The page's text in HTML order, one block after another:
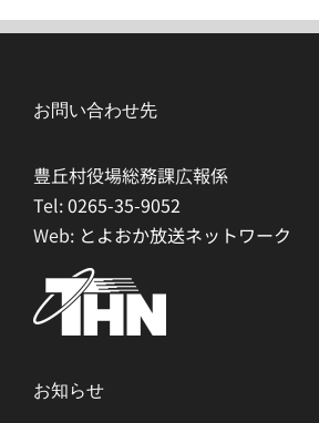
お知らせ
お問い合わせ先
豊丘村役場総務課広報係
Tel:0265-35-9052
Web: とよおか放送ネットワーク